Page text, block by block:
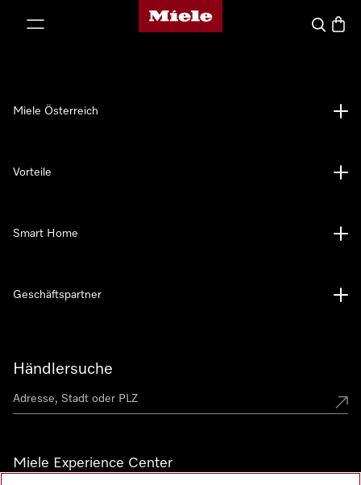
Miele-Homepage
Suche
Händlersuche
Miele Experience Center
Miele Österreich
Vorteile
Smart Home
Geschäftspartner